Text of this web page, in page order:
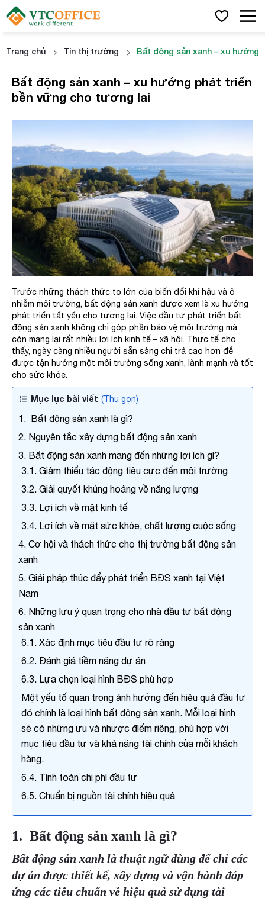
Trang chủ Tin thị trường Bất động sản xanh – xu
Bất động sản xanh – xu hướng phát triển
bền vững cho tương lai
Trước những thách thức to lớn của biến đổi khí hậu và ô
nhiễm môi trường, bất động sản xanh được xem là xu hướng
phát triển tất yếu cho tương lai. Việc đầu tư phát triển bất
động sản xanh không chỉ góp phần bảo vệ môi trường mà
còn mang lại rất nhiều lợi ích kinh tế – xã hội. Thực tế cho
thấy, ngày càng nhiều người sẵn sàng chi trả cao hơn để
được tận hưởng một môi trường sống xanh, lành mạnh và tốt
cho sức khỏe.
Mục lục bài viết (Thu gọn)
1. Bất động sản xanh là gì?
2. Nguyên tắc xây dựng bất động sản xanh
3. Bất động sản xanh mang đến những lợi ích gì?
3.1. Giảm thiểu tác động tiêu cực đến môi trường
3.2. Giải quyết khủng hoảng về năng lượng
3.3. Lợi ích về mặt kinh tế
3.4. Lợi ích về mặt sức khỏe, chất lượng cuộc sống
4. Cơ hội và thách thức cho thị trường bất động sản
xanh
5. Giải pháp thúc đẩy phát triển BĐS xanh tại Việt
Nam
6. Những lưu ý quan trọng cho nhà đầu tư bất động
sản xanh
6.1. Xác định mục tiêu đầu tư rõ ràng
6.2. Đánh giá tiềm năng dự án
6.3. Lựa chọn loại hình BĐS phù hợp
Một yếu tố quan trọng ảnh hưởng đến hiệu quả đầu tư
đó chính là loại hình bất động sản xanh. Mỗi loại hình
sẽ có những ưu và nhược điểm riêng, phù hợp với
mục tiêu đầu tư và khả năng tài chính của mỗi khách
hàng.
6.4. Tính toán chi phí đầu tư
6.5. Chuẩn bị nguồn tài chính hiệu quả
1. Bất động sản xanh là gì?
Bất động sản xanh là thuật ngữ dùng để chỉ các
dự án được thiết kế, xây dựng và vận hành đáp
ứng các tiêu chuẩn về hiệu quả sử dụng tài
Số điện thoại
Email công việc